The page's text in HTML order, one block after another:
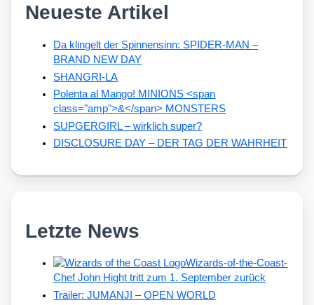
Neueste Artikel
Da klingelt der Spinnensinn: SPIDER-MAN –
BRAND NEW DAY
SHANGRI-LA
Polenta al Mango! MINIONS <span
class="amp">&</span> MONSTERS
SUPGERGIRL – wirklich super?
DISCLOSURE DAY – DER TAG DER WAHRHEIT
Letzte News
Wizards-of-the-Coast-
Chef John Hight tritt zum 1. September zurück
Trailer: JUMANJI – OPEN WORLD